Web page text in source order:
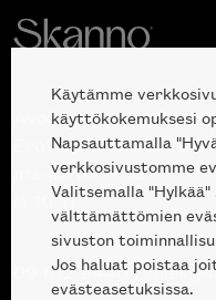
Avoinna kuluttajille ja
Erottajankatu 2,
ma-pe 10 — 18
la 10-17
09 612 9440 |
Käytämme
käyttökokemuksesi
Napsauttamalla
verkkosivustomme
Valitsemalla
välttämättömien
sivuston
Jos haluat poistaa
evästeasetuksissa.